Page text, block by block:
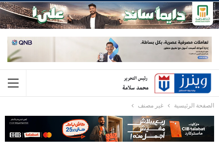
الصفحة الرئيسية غير مصنف